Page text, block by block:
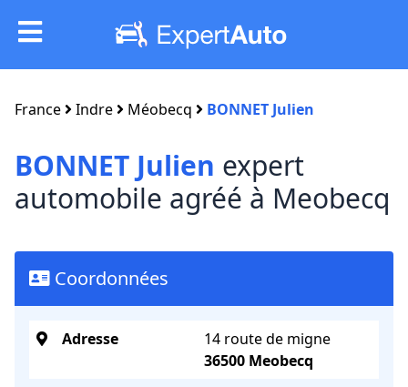
France Indre Méobecq BONNET Julien
BONNET Julien expert
automobile agréé à Meobecq
Coordonnées
Adresse
14 route de migne
36500 Meobecq